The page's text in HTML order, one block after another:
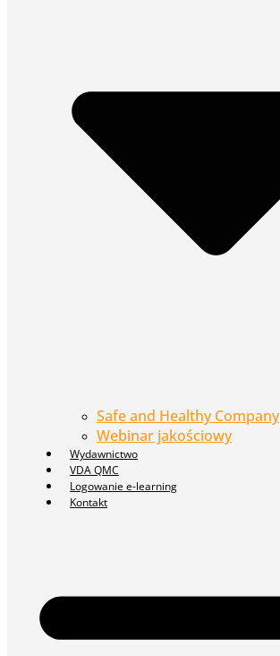
Safe and Healthy Company
Webinar jakościowy
Wydawnictwo
VDA QMC
Logowanie e-learning
Kontakt